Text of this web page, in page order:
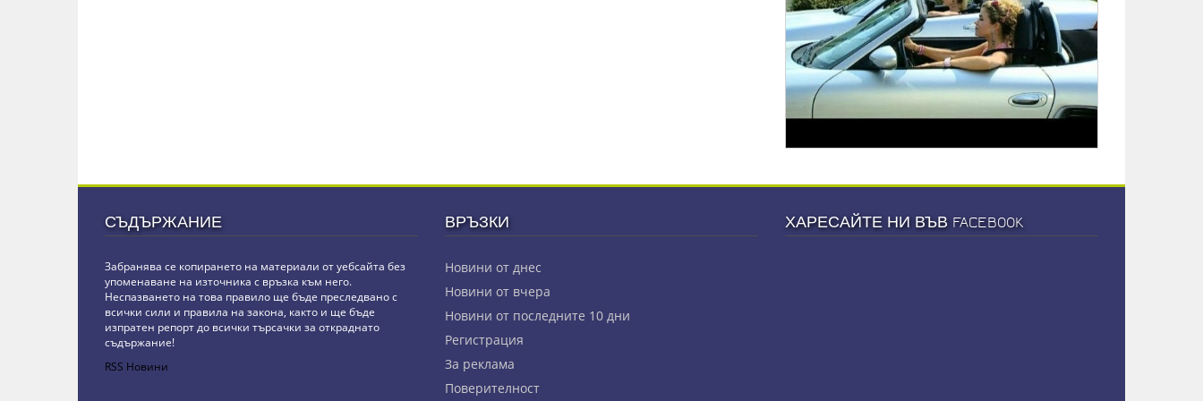
СЪДЪРЖАНИЕ
Забранява се копирането на материали от уебсайта без
упоменаване на източника с връзка към него.
Неспазването на това правило ще бъде преследвано с
всички сили и правила на закона, както и ще бъде
изпратен репорт до всички търсачки за откраднато
съдържание!
RSS Новини
ВРЪЗКИ
Новини от днес
Новини от вчера
Новини от последните 10 дни
Регистрация
За реклама
Πoвepитeлнocт
ХАРЕСАЙТЕ НИ ВЪВ FACEBOOK